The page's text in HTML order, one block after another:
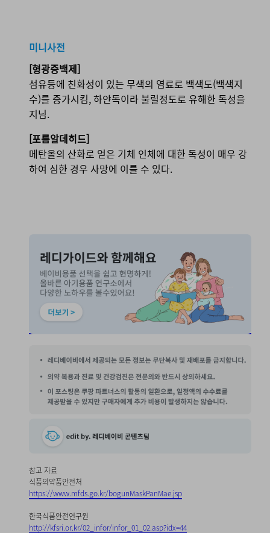
미니사전
[형광증백제]
섬유등에 친화성이 있는 무색의 염료로 백색도(백색지
수)를 증가시킴, 하얀독이라 불릴정도로 유해한 독성을
지님.
[포름알데히드]
메탄올의 산화로 얻은 기체 인체에 대한 독성이 매우 강
하여 심한 경우 사망에 이를 수 있다.
참고 자료
식품의약품안전처
https://www.mfds.go.kr/bogunMaskPanMae.jsp
한국식품안전연구원
http://kfsri.or.kr/02_infor/infor_01_02.asp?idx=44